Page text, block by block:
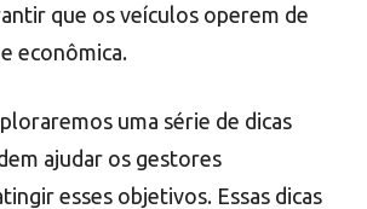
que os veículos operem de
econômica.
uma série de dicas
ajudar os gestores
esses objetivos. Essas dicas